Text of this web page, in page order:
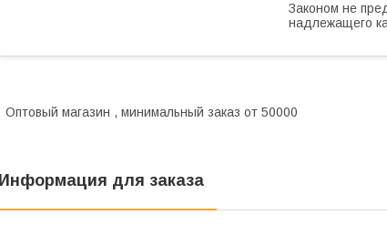
Законом не
надлежащего
Оптовый магазин , минимальный заказ от 50000
Информация для заказа